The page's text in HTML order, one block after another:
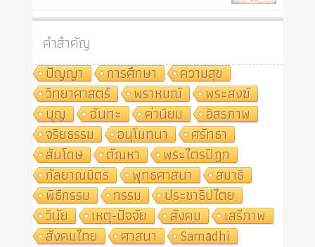
คำสำคัญ
ปัญญา
การศึกษา
ความสุข
วิทยาศาสตร์
พราหมณ์
พระสงฆ์
บุญ
ฉันทะ ค่านิยม
อิสรภาพ
จริยธรรม
อนุโมทนา
ศรัทธา
สันโดษ
ตัณหา
พระไตรปิฎก
กัลยาณมิตร
พุทธศาสนา
สมาธิ
พิธีกรรม
กรรม
ประชาธิปไตย
วินัย
เหตุ-ปัจจัย สังคม
เสรีภาพ
สังคมไทย
ศาสนา
Samādhi